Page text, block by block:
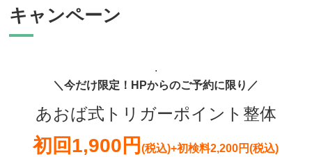
キャンペーン
.
＼今だけ限定！HPからのご予約に限り／
あおば式トリガーポイント整体
初回1,900円(税込)+初検料2,200円(税込)